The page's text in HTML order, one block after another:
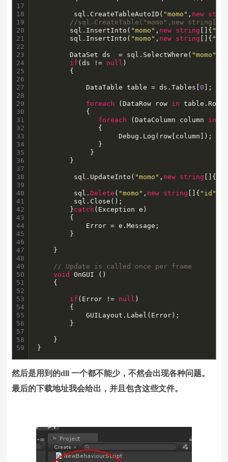
17
18
19
20
21
22
23
24
25
26
27
28
29
30
31
32
33
34
35
36
37
38
39
40
41
42
43
44
45
46
47
48
49
50
51
52
53
54
55
56
57
58
59
		 sql.CreateTableAutoID(
"momo" , new
//sql.CreateTable("momo",new
		sql.InsertInto(
"momo" , new string []{
		sql.InsertInto(
"momo" , new string []{
		DataSet ds  = sql.SelectWhere(
"momo"
if (ds != null )
			DataTable table = ds.Tables[
0 ];
foreach (DataRow row in
foreach (DataColumn column in
					Debug.Log(row[column]);
		 sql.UpdateInto(
"momo" , new string []{
		 sql.
Delete ( "momo" , new string []{ "id"
		}
catch (Exception e)
// Update is called once per frame
void
OnGUI ()
if (Error != null )
			GUILayout.Label(Error);
}
然后是用到的dll 一个都不能少，不然会出现各种问题。
最后的下载地址我会给出，并且包含这些文件。